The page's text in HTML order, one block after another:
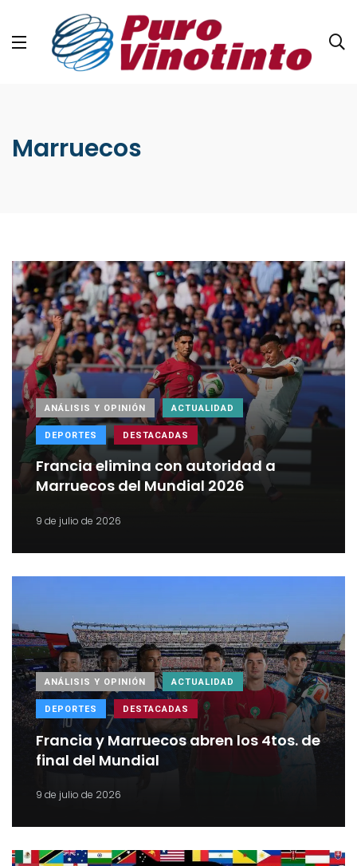
Marruecos
ANÁLISIS Y OPINIÓN ACTUALIDAD
DEPORTES DESTACADAS
Francia elimina con autoridad a
Marruecos del Mundial 2026
9 de julio de 2026
ANÁLISIS Y OPINIÓN ACTUALIDAD
DEPORTES DESTACADAS
Francia y Marruecos abren los 4tos. de
final del Mundial
9 de julio de 2026